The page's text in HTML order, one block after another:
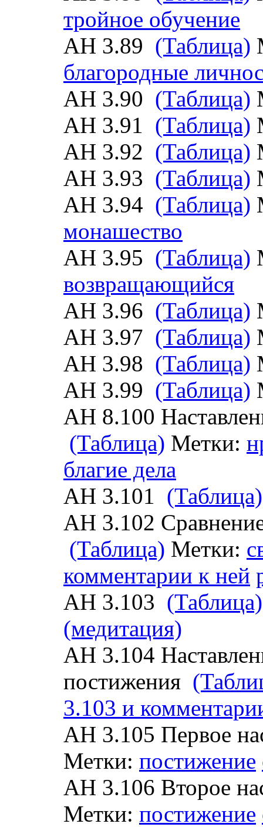
тройное обучение
АН 3.89 (Таблица)
благородные
АН 3.90 (Таблица)
АН 3.91 (Таблица)
АН 3.92 (Таблица)
АН 3.93 (Таблица)
АН 3.94 (Таблица)
монашество
АН 3.95 (Таблица)
возвращающийся
АН 3.96 (Таблица)
АН 3.97 (Таблица)
АН 3.98 (Таблица)
АН 3.99 (Таблица)
АН 8.100
(Таблица) Метки:
благие дела
АН 3.101 (Таблица)
АН 3.102
(Таблица) Метки:
комментарии к ней
АН 3.103 (Таблица)
(медитация)
АН 3.104
постижения
3.103 и
АН 3.105 Первое
Метки: постижение
АН 3.106 Второе
Метки: постижение